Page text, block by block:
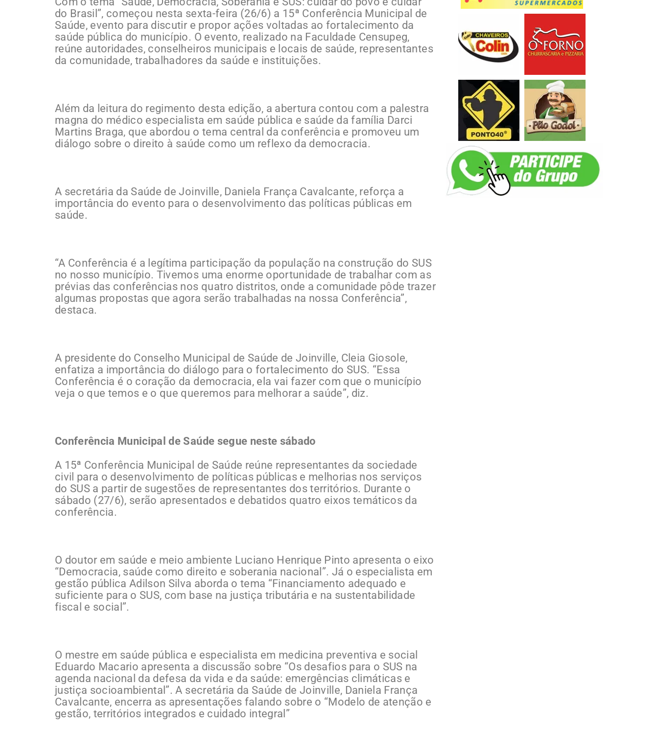
do Brasil”, começou nesta sexta-feira (26/6) a 15ª Conferência Municipal de
Saúde, evento para discutir e propor ações voltadas ao fortalecimento da
saúde pública do município. O evento, realizado na Faculdade Censupeg,
reúne autoridades, conselheiros municipais e locais de saúde, representantes
da comunidade, trabalhadores da saúde e instituições.
Além da leitura do regimento desta edição, a abertura contou com a palestra
magna do médico especialista em saúde pública e saúde da família Darci
Martins Braga, que abordou o tema central da conferência e promoveu um
diálogo sobre o direito à saúde como um reflexo da democracia.
A secretária da Saúde de Joinville, Daniela França Cavalcante, reforça a
importância do evento para o desenvolvimento das políticas públicas em
saúde.
“A Conferência é a legítima participação da população na construção do SUS
no nosso município. Tivemos uma enorme oportunidade de trabalhar com as
prévias das conferências nos quatro distritos, onde a comunidade pôde trazer
algumas propostas que agora serão trabalhadas na nossa Conferência”,
destaca.
A presidente do Conselho Municipal de Saúde de Joinville, Cleia Giosole,
enfatiza a importância do diálogo para o fortalecimento do SUS. “Essa
Conferência é o coração da democracia, ela vai fazer com que o município
veja o que temos e o que queremos para melhorar a saúde”, diz.
Conferência Municipal de Saúde segue neste sábado
A 15ª Conferência Municipal de Saúde reúne representantes da sociedade
civil para o desenvolvimento de políticas públicas e melhorias nos serviços
do SUS a partir de sugestões de representantes dos territórios. Durante o
sábado (27/6), serão apresentados e debatidos quatro eixos temáticos da
conferência.
O doutor em saúde e meio ambiente Luciano Henrique Pinto apresenta o eixo
“Democracia, saúde como direito e soberania nacional”. Já o especialista em
gestão pública Adilson Silva aborda o tema “Financiamento adequado e
suficiente para o SUS, com base na justiça tributária e na sustentabilidade
fiscal e social”.
O mestre em saúde pública e especialista em medicina preventiva e social
Eduardo Macario apresenta a discussão sobre “Os desafios para o SUS na
agenda nacional da defesa da vida e da saúde: emergências climáticas e
justiça socioambiental”. A secretária da Saúde de Joinville, Daniela França
Cavalcante, encerra as apresentações falando sobre o “Modelo de atenção e
gestão, territórios integrados e cuidado integral”